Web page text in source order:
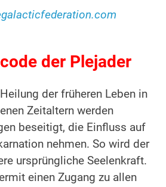
der Plejader
der früheren Leben in
Zeitaltern werden
beseitigt, die Einfluss auf
nehmen. So wird der
ursprüngliche Seelenkraft.
einen Zugang zu allen